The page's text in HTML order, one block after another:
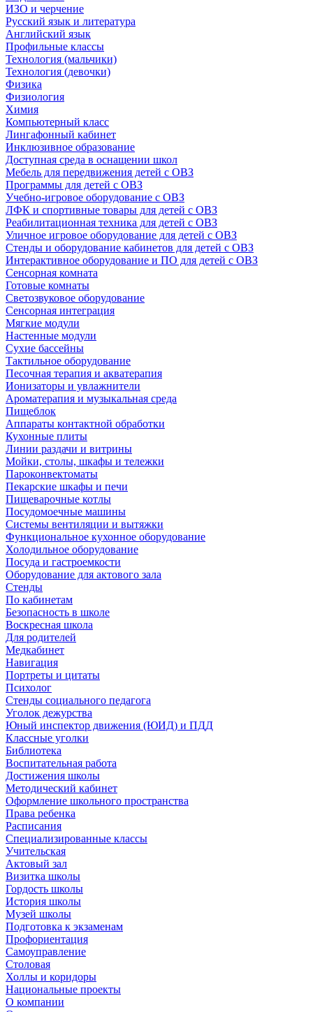
ИЗО и черчение
Русский язык и литература
Английский язык
Профильные классы
Технология (мальчики)
Технология (девочки)
Физика
Физиология
Химия
Компьютерный класс
Лингафонный кабинет
Инклюзивное образование
Доступная среда в оснащении школ
Мебель для передвижения детей с ОВЗ
Программы для детей с ОВЗ
Учебно-игровое оборудование с ОВЗ
ЛФК и спортивные товары для детей с ОВЗ
Реабилитационная техника для детей с ОВЗ
Уличное игровое оборудование для детей с ОВЗ
Стенды и оборудование кабинетов для детей с ОВЗ
Интерактивное оборудование и ПО для детей с ОВЗ
Сенсорная комната
Готовые комнаты
Светозвуковое оборудование
Сенсорная интеграция
Мягкие модули
Настенные модули
Сухие бассейны
Тактильное оборудование
Песочная терапия и акватерапия
Ионизаторы и увлажнители
Ароматерапия и музыкальная среда
Пищеблок
Аппараты контактной обработки
Кухонные плиты
Линии раздачи и витрины
Мойки, столы, шкафы и тележки
Пароконвектоматы
Пекарские шкафы и печи
Пищеварочные котлы
Посудомоечные машины
Системы вентиляции и вытяжки
Функциональное кухонное оборудование
Холодильное оборудование
Посуда и гастроемкости
Оборудование для актового зала
Стенды
По кабинетам
Безопасность в школе
Воскресная школа
Для родителей
Медкабинет
Навигация
Портреты и цитаты
Психолог
Стенды социального педагога
Уголок дежурства
Юный инспектор движения (ЮИД) и ПДД
Классные уголки
Библиотека
Воспитательная работа
Достижения школы
Методический кабинет
Оформление школьного пространства
Права ребенка
Расписания
Специализированные классы
Учительская
Актовый зал
Визитка школы
Гордость школы
История школы
Музей школы
Подготовка к экзаменам
Профориентация
Самоуправление
Столовая
Холлы и коридоры
Национальные проекты
О компании